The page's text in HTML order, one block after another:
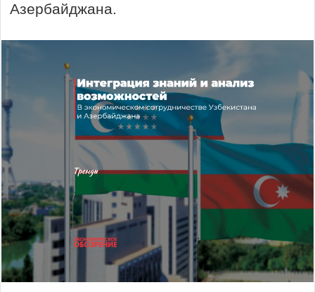
Азербайджана.